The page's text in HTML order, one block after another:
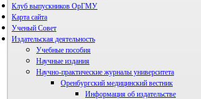
Клуб выпускников ОрГМУ
Карта сайта
Ученый Совет
Издательская деятельность
Учебные пособия
Научные издания
Научно-практические журналы университета
Оренбургский медицинский вестник
Информация об издательстве